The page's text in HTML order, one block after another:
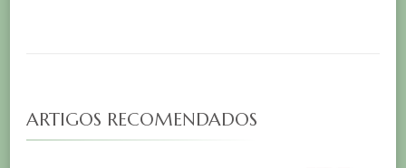
ARTIGOS RECOMENDADOS